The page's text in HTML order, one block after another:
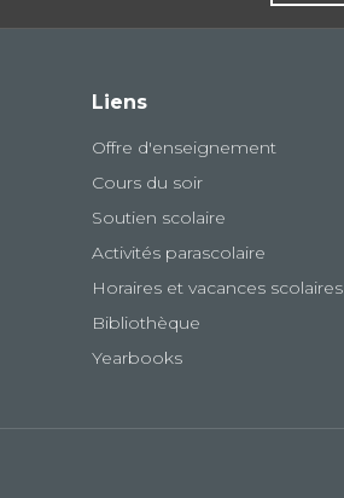
Liens
Offre d'enseignement
Cours du soir
Soutien scolaire
Activités parascolaire
Horaires et vacances scolaires
Bibliothèque
Yearbooks